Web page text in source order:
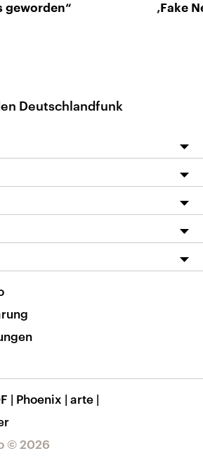
geworden“
‚Fake
Deutschlandfunk
auf dlf.de
App
© 2026
| Phoenix | arte |